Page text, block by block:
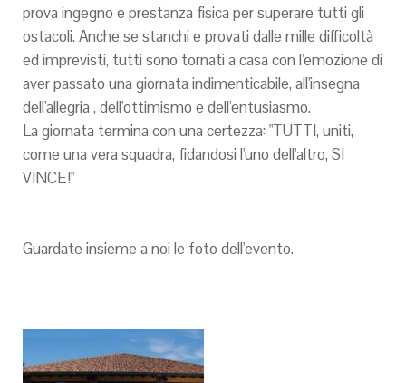
prova ingegno e prestanza fisica per superare tutti gli
ostacoli. Anche se stanchi e provati dalle mille difficoltà
ed imprevisti, tutti sono tornati a casa con l'emozione di
aver passato una giornata indimenticabile, all'insegna
dell'allegria , dell'ottimismo e dell'entusiasmo.
La giornata termina con una certezza: "TUTTI, uniti,
come una vera squadra, fidandosi l'uno dell'altro, SI
VINCE!"
Guardate insieme a noi le foto dell'evento.